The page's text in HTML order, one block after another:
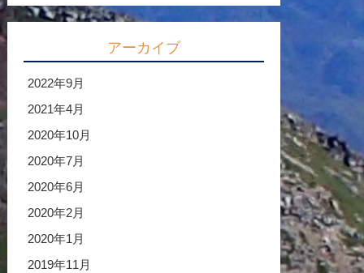
アーカイブ
2022年9月
2021年4月
2020年10月
2020年7月
2020年6月
2020年2月
2020年1月
2019年11月